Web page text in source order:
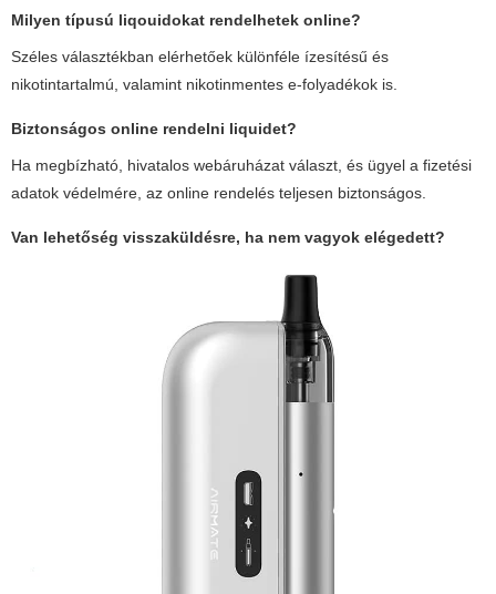
Milyen típusú liqouidokat rendelhetek online?
Széles választékban elérhetőek különféle ízesítésű és
nikotintartalmú, valamint nikotinmentes e-folyadékok is.
Biztonságos online rendelni liquidet?
Ha megbízható, hivatalos webáruházat választ, és ügyel a fizetési
adatok védelmére, az online rendelés teljesen biztonságos.
Van lehetőség visszaküldésre, ha nem vagyok elégedett?